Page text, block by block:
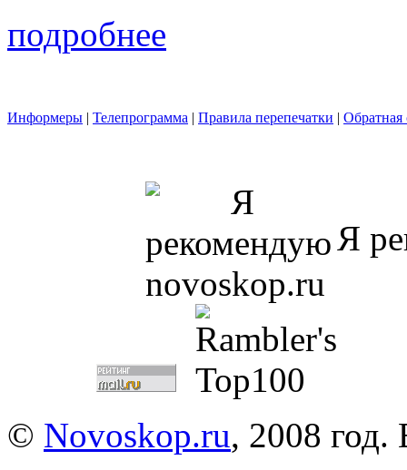
подробнее
Информеры | Телепрограмма | Правила перепечатки | Обратная
Я
© Novoskop.ru, 2008